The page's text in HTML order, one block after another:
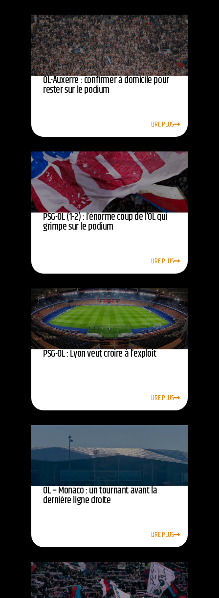
OL-Auxerre : confirmer à domicile pour
rester sur le podium
LIRE PLUS
PSG-OL (1-2) : l’énorme coup de l’OL qui
grimpe sur le podium
LIRE PLUS
PSG-OL : Lyon veut croire à l’exploit
LIRE PLUS
OL – Monaco : un tournant avant la
dernière ligne droite
LIRE PLUS